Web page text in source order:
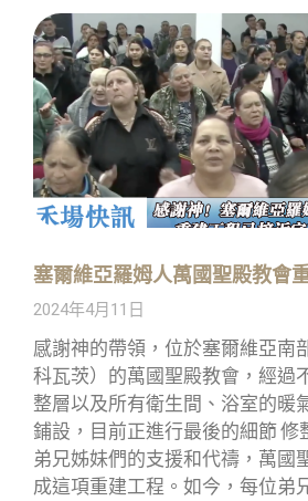
塞爾維亞羅姆人萬國聖殿教會
2024年4月11日
感謝神的帶領，位於塞爾維亞南
科瓦茨）的萬國聖殿教會，經過
整層以及所有衛生間、浴室的暖
鋪設，目前正進行最後的細節 修
弟兄姊妹們的支援和代禱，萬國
成這項重建工程。如今，每位弟